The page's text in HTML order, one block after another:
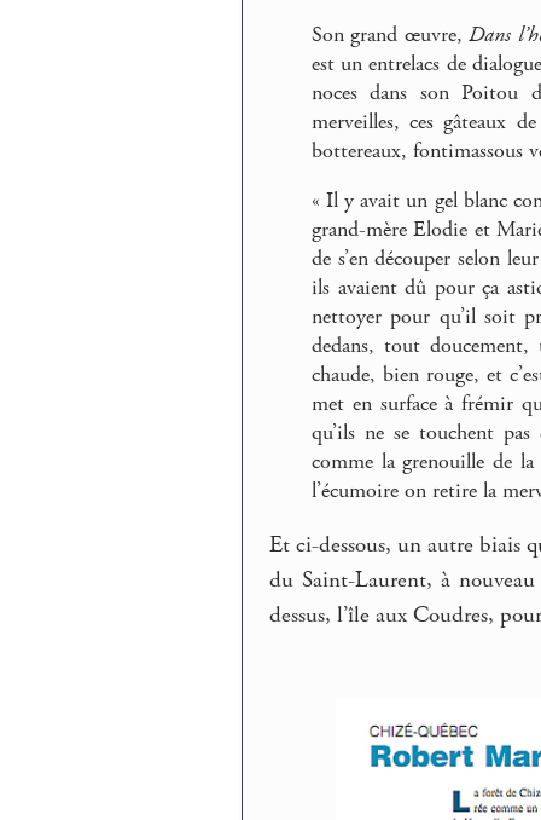
Son grand œuvre,Dans
est un entrelacs de
noces dans son Poitou
merveilles, ces gâteaux
bottereaux, fontimassous
« Il y avait un gel blanc
grand-mère Elodie et
de s’en découper selon
ils avaient dû pour ça
nettoyer pour qu’il soit
dedans, tout
chaude, bien rouge, et
met en surface à frémir
qu’ils ne se touchent
comme la grenouille de la
l’écumoire on retire la
Et ci-dessous, un autre biais
du Saint-Laurent, à
dessus, l’île aux Coudres,